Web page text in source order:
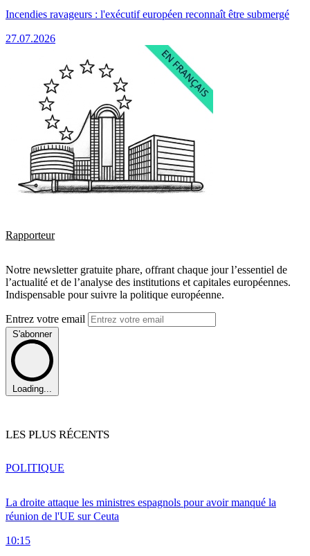
Incendies ravageurs : l'exécutif européen reconnaît être submergé
27.07.2026
Rapporteur
Notre newsletter gratuite phare, offrant chaque jour l’essentiel de
l’actualité et de l’analyse des institutions et capitales européennes.
Indispensable pour suivre la politique européenne.
Entrez votre email
S'abonner
Loading...
LES PLUS RÉCENTS
La droite attaque les ministres espagnols pour avoir manqué la
réunion de l'UE sur Ceuta
10:15
POLITIQUE